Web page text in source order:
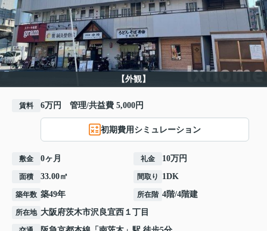
【外観】
賃料 6万円 管理/共益費 5,000円
初期費用シミュレーション
敷金 0ヶ月 礼金 10万円
面積 33.00㎡ 間取り 1DK
築年数 築49年 所在階 4階/4階建
所在地 大阪府茨木市沢良宜西 １丁目